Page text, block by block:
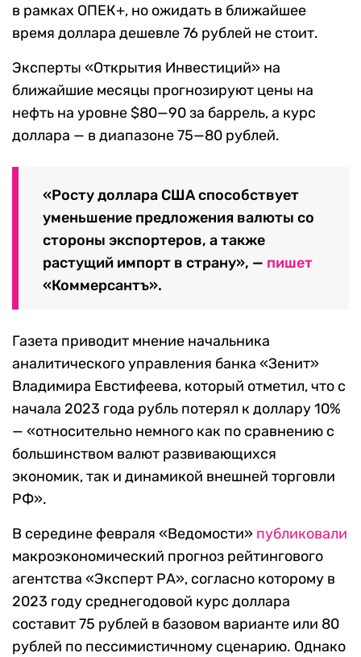
в рамках ОПЕК+, но ожидать в ближайшее
время доллара дешевле 76 рублей не стоит.
Эксперты «Открытия Инвестиций» на
ближайшие месяцы прогнозируют цены на
нефть на уровне $80—90 за баррель, а курс
доллара — в диапазоне 75—80 рублей.
«Росту доллара США способствует
уменьшение предложения валюты со
стороны экспортеров, а также
растущий импорт в страну», — пишет
«Коммерсантъ».
Газета приводит мнение начальника
аналитического управления банка «Зенит»
Владимира Евстифеева, который отметил, что с
начала 2023 года рубль потерял к доллару 10%
— «относительно немного как по сравнению с
большинством валют развивающихся
экономик, так и динамикой внешней торговли
РФ».
В середине февраля «Ведомости» публиковали
макроэкономический прогноз рейтингового
агентства «Эксперт РА», согласно которому в
2023 году среднегодовой курс доллара
составит 75 рублей в базовом варианте или 80
рублей по пессимистичному сценарию. Однако